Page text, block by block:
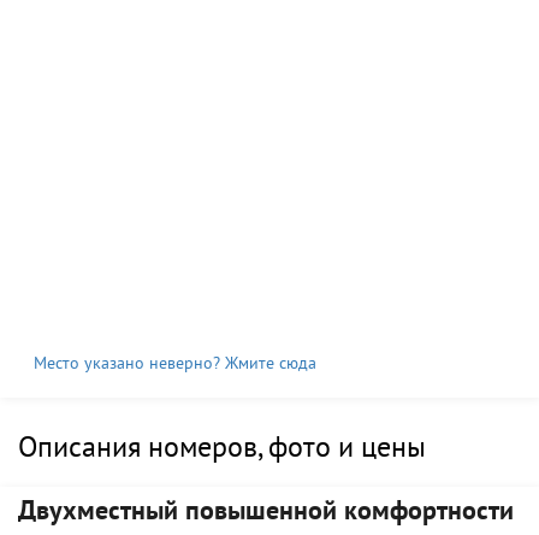
Место указано неверно? Жмите сюда
Описания номеров, фото и цены
Двухместный повышенной комфортности